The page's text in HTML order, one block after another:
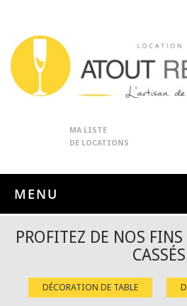
MA LISTE
DE LOCATIONS
MENU
PROFITEZ DE NOS
CASSÉS
DÉCORATION DE TABLE